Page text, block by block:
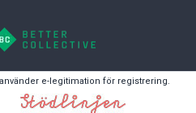
e-legitimation för registrering.